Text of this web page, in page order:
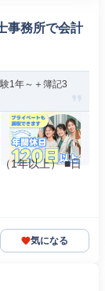
事務所で会計
1年～＋簿記3
1年以上） ■日
気になる